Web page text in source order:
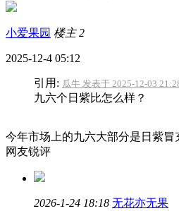
小爱果园 楼主 2
2025-12-4 05:12
引用: 瓜牛 发表于 2025-12-03
九六个日紫比怎么样？
今年市场上的九六大部分是日紫冒
网友锐评
2026-1-24 18:18 无花亦无果